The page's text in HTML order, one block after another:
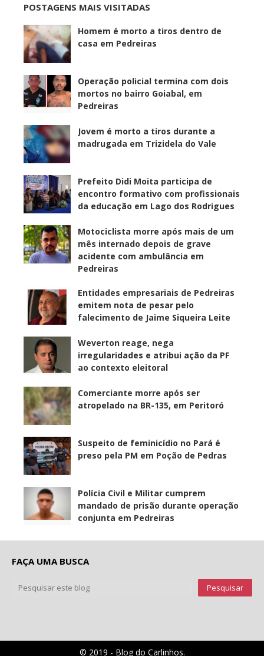
POSTAGENS MAIS VISITADAS
Homem é morto a tiros dentro de
casa em Pedreiras
Operação policial termina com dois
mortos no bairro Goiabal, em
Pedreiras
Jovem é morto a tiros durante a
madrugada em Trizidela do Vale
Prefeito Didi Moita participa de
encontro formativo com profissionais
da educação em Lago dos Rodrigues
Motociclista morre após mais de um
mês internado depois de grave
acidente com ambulância em
Pedreiras
Entidades empresariais de Pedreiras
emitem nota de pesar pelo
falecimento de Jaime Siqueira Leite
Weverton reage, nega
irregularidades e atribui ação da PF
ao contexto eleitoral
Comerciante morre após ser
atropelado na BR-135, em Peritoró
Suspeito de feminicídio no Pará é
preso pela PM em Poção de Pedras
Polícia Civil e Militar cumprem
mandado de prisão durante operação
conjunta em Pedreiras
FAÇA UMA BUSCA
© 2019 - Blog do Carlinhos.